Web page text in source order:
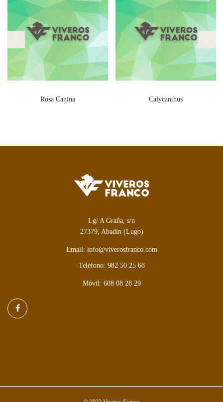
Rosa Canina Calycanthus
Lg/ A Graña, s/n
27379, Abadín (Lugo)
Email: info@viverosfranco.com
Teléfono: 982 50 25 68
Móvil: 608 08 28 29